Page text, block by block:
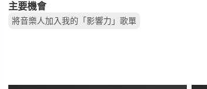
主要機會
將音樂人加入我的「影響力」歌單